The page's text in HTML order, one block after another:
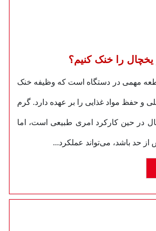
یخچال را خنک کنیم؟
مهمی در دستگاه است که وظیفه خنک
و حفظ مواد غذایی را بر عهده دارد. گرم
در حین کارکرد امری طبیعی است، اما
از حد باشد، می‌تواند عملکرد...